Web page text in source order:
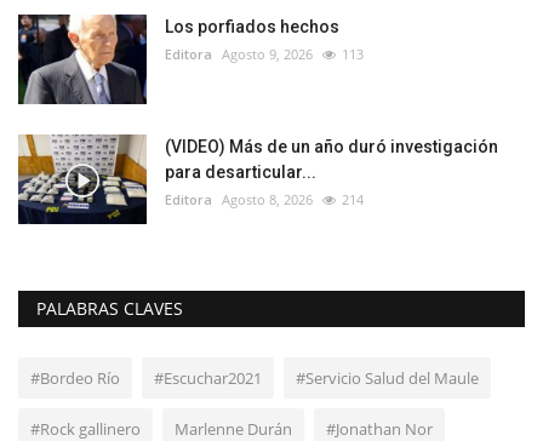
Los porfiados hechos
Editora Agosto 9, 2026 113
(VIDEO) Más de un año duró investigación
para desarticular...
Editora Agosto 8, 2026 214
PALABRAS CLAVES
#Bordeo Río #Escuchar2021 #Servicio Salud del Maule
#Rock gallinero Marlenne Durán #Jonathan Nor